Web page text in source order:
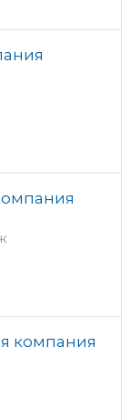
компания